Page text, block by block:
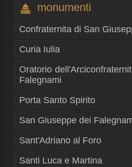
monumenti
Confraternita di San
Curia Iulia
Oratorio
Falegnami
Porta Santo Spirito
San Giuseppe dei
Sant'Adriano al Foro
Santi Luca e Martina